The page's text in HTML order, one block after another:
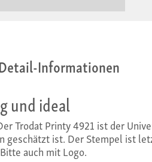
Informationen
und ideal
Trodat Printy 4921 ist der
geschätzt ist. Der Stempel ist
auch mit Logo.